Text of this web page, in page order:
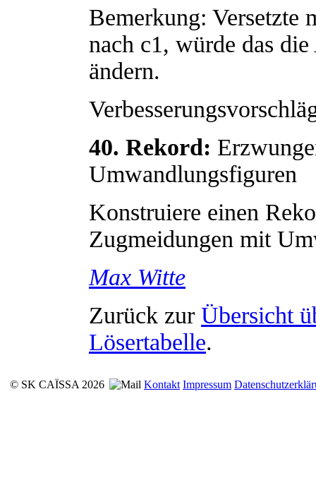
Bemerkung: Versetzte
nach c1, würde das
ändern.
40. Rekord:
Umwandlungsfiguren
Konstruiere einen
Zugmeidungen mit
Max Witte
Zurück zur Übersicht
Lösertabelle.
© SK CAÏSSA 2026 Kontakt Impressum